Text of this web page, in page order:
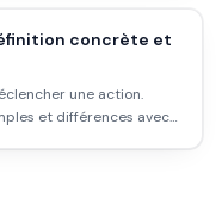
concrète et
une action.
et différences avec